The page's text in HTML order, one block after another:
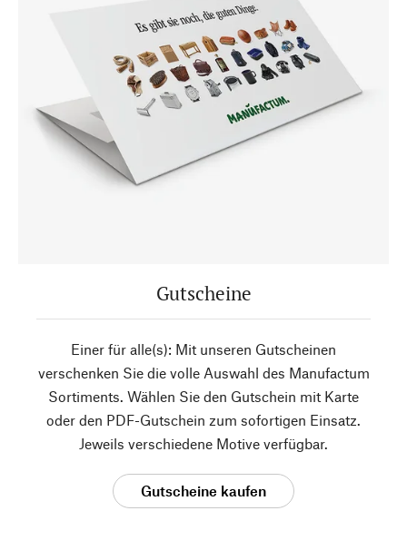
Gutscheine
Einer für alle(s): Mit unseren Gutscheinen
verschenken Sie die volle Auswahl des Manufactum
Sortiments. Wählen Sie den Gutschein mit Karte
oder den PDF-Gutschein zum sofortigen Einsatz.
Jeweils verschiedene Motive verfügbar.
Gutscheine kaufen